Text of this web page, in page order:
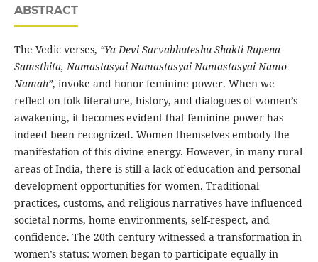
ABSTRACT
The Vedic verses, “Ya Devi Sarvabhuteshu Shakti Rupena
Samsthita, Namastasyai Namastasyai Namastasyai Namo
Namah”, invoke and honor feminine power. When we
reflect on folk literature, history, and dialogues of women’s
awakening, it becomes evident that feminine power has
indeed been recognized. Women themselves embody the
manifestation of this divine energy. However, in many rural
areas of India, there is still a lack of education and personal
development opportunities for women. Traditional
practices, customs, and religious narratives have influenced
societal norms, home environments, self-respect, and
confidence. The 20th century witnessed a transformation in
women’s status: women began to participate equally in